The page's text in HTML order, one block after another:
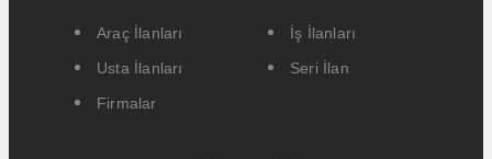
Araç İlanları
İş İlanları
Usta İlanları
Seri İlan
Firmalar